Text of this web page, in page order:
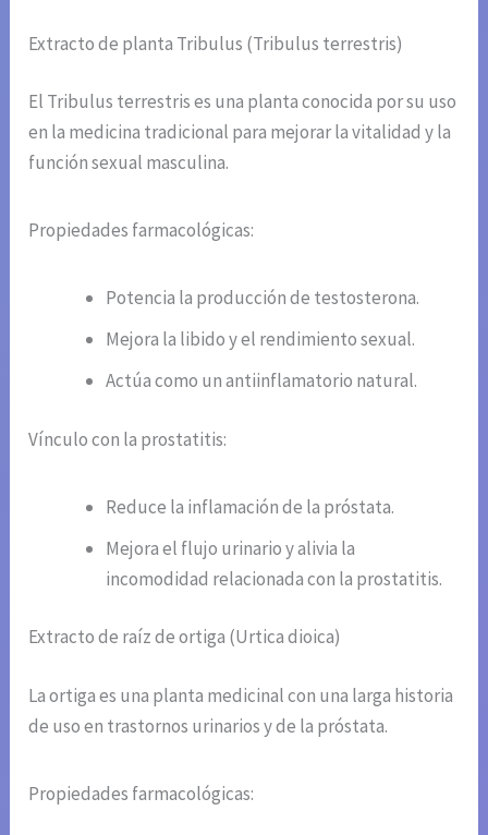
Extracto de planta Tribulus (Tribulus terrestris)
El Tribulus terrestris es una planta conocida por su uso
en la medicina tradicional para mejorar la vitalidad y la
función sexual masculina.
Propiedades farmacológicas:
Potencia la producción de testosterona.
Mejora la libido y el rendimiento sexual.
Actúa como un antiinflamatorio natural.
Vínculo con la prostatitis:
Reduce la inflamación de la próstata.
Mejora el flujo urinario y alivia la
incomodidad relacionada con la prostatitis.
Extracto de raíz de ortiga (Urtica dioica)
La ortiga es una planta medicinal con una larga historia
de uso en trastornos urinarios y de la próstata.
Propiedades farmacológicas: